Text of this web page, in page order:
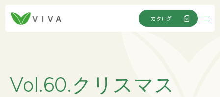
カタログ
Vol.60.クリスマス